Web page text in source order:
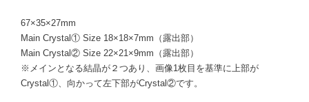
67×35×27mm
Main Crystal① Size 18×18×7mm（露出部）
Main Crystal② Size 22×21×9mm（露出部）
※メインとなる結晶が２つあり、画像1枚目を基準に上部が
Crystal①、向かって左下部がCrystal②です。